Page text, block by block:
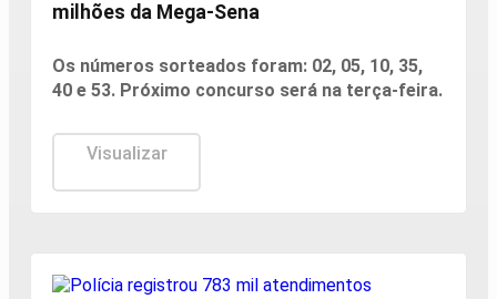
milhões da Mega-Sena
Os números sorteados foram: 02, 05, 10, 35,
40 e 53. Próximo concurso será na terça-feira.
Visualizar